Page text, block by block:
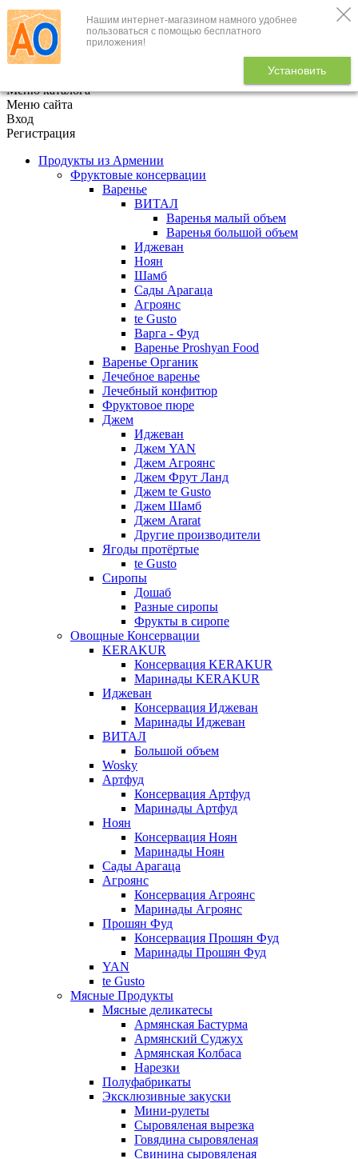
Нашим интернет-магазином намного удобнее
пользоваться с помощью бесплатного
приложения!
Установить
+7 (495) 646-888-1
В корзине
Меню каталога
Меню сайта
Вход
Регистрация
Продукты из Армении
Фруктовые консервации
Варенье
ВИТАЛ
Варенья малый объем
Варенья большой объем
Иджеван
Ноян
Шамб
Сады Арагаца
Агроянс
te Gusto
Варга - Фуд
Варенье Proshyan Food
Варенье Органик
Лечебное варенье
Лечебный конфитюр
Фруктовое пюре
Джем
Иджеван
Джем YAN
Джем Агроянс
Джем Фрут Ланд
Джем te Gusto
Джем Шамб
Джем Ararat
Другие производители
Ягоды протёртые
te Gusto
Сиропы
Дошаб
Разные сиропы
Фрукты в сиропе
Овощные Консервации
KERAKUR
Консервация KERAKUR
Маринады KERAKUR
Иджеван
Консервация Иджеван
Маринады Иджеван
ВИТАЛ
Большой объем
Wosky
Артфуд
Консервация Артфуд
Маринады Артфуд
Ноян
Консервация Ноян
Маринады Ноян
Сады Арагаца
Агроянс
Консервация Агроянс
Маринады Агроянс
Прошян Фуд
Консервация Прошян Фуд
Маринады Прошян Фуд
YAN
te Gusto
Мясные Продукты
Мясные деликатесы
Армянская Бастурма
Армянский Суджух
Армянская Колбаса
Нарезки
Полуфабрикаты
Эксклюзивные закуски
Мини-рулеты
Сыровяленая вырезка
Говядина сыровяленая
Свинина сыровяленая